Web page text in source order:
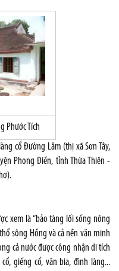
Phước Tích
cổ Đường Lâm (thị xã Sơn Tây,
Phong Điền, tỉnh Thừa Thiên -
xem là “bảo tàng lối sống nông
sông Hồng và cả nền văn minh
cả nước được công nhận di tích
giếng cổ, văn bia, đình làng...